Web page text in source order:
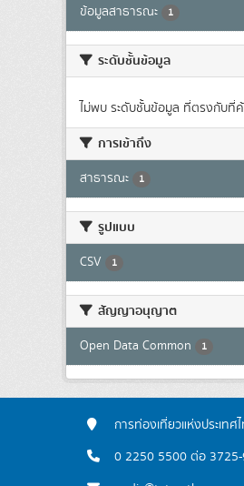
ข้อมูลสาธารณะ 1
ระดับชั้นข้อมูล
ไม่พบ ระดับชั้นข้อมูล ที่ตรงกับที่
การเข้าถึง
สาธารณะ 1
รูปแบบ
CSV 1
สัญญาอนุญาต
Open Data Common 1
การท่องเที่ยวแห่งประเท
0 2250 5500 ต่อ